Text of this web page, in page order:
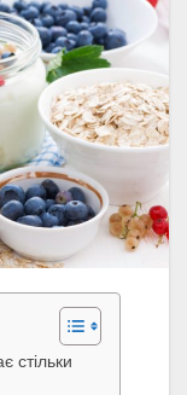
стільки